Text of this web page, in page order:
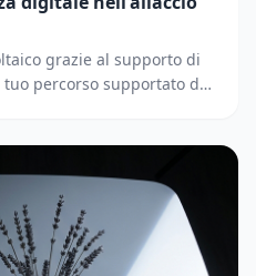
grazie al supporto di
percorso supportato dai